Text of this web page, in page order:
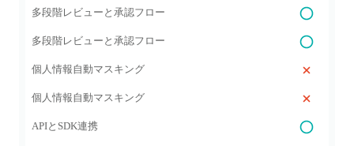
多段階レビューと承認フロー
多段階レビューと承認フロー
個人情報自動マスキング
個人情報自動マスキング
APIとSDK連携